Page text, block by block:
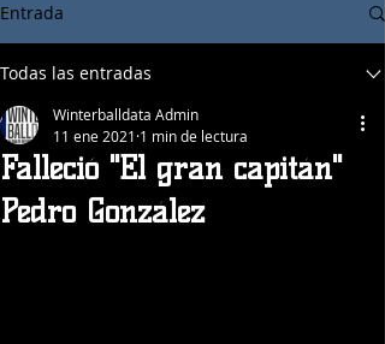
Entrada
Todas las entradas
Falleció "El gran capitán"
Pedro González
Winterballdata Admin
11 ene 2021 1 min de lectura